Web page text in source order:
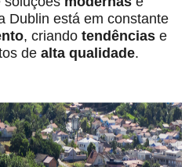
Dublin está em constante
, criando tendênciase
dealta qualidade.